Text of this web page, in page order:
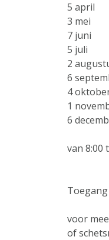
5 april
3 mei
7 juni
5 juli
2
6
4
1
6
van 8:00
Toegang
voor
of